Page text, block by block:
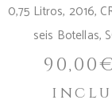
0,75 Litros, 2016,
seis Botellas,
90,00€